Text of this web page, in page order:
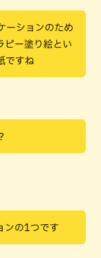
ーションのため
ピー塗り絵とい
ですね
ンの1つです